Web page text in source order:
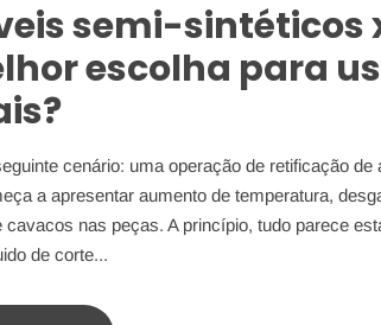
semi-sintéticos
escolha para
cenário: uma operação de retificação
a apresentar aumento de temperatura,
cavacos nas peças. A princípio, tudo parece
de corte...